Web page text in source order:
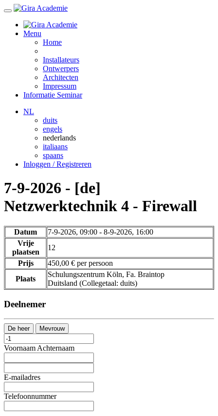
Menu
Home
Installateurs
Ontwerpers
Architecten
Impressum
Informatie Seminar
NL
duits
engels
nederlands
italiaans
spaans
Inloggen / Registreren
7-9-2026 - [de]
Netzwerktechnik 4 - Firewall
Datum
7-9-2026, 09:00 - 8-9-2026, 16:00
Vrije
plaatsen
12
Prijs
450,00 € per persoon
Plaats
Schulungszentrum Köln, Fa. Braintop
Duitsland (Collegetaal: duits)
Deelnemer
De heer Mevrouw
Voornaam Achternaam
E-mailadres
Telefoonnummer